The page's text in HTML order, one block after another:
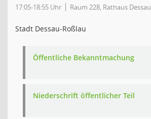
17:05-18:55 Uhr Raum 228, Rathaus Dessau
Stadt Dessau-Roßlau
Öffentliche Bekanntmachung
Niederschrift öffentlicher Teil